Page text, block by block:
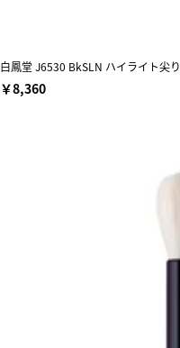
白鳳堂 J6530 BkSLN ハイライト尖り
￥8,360